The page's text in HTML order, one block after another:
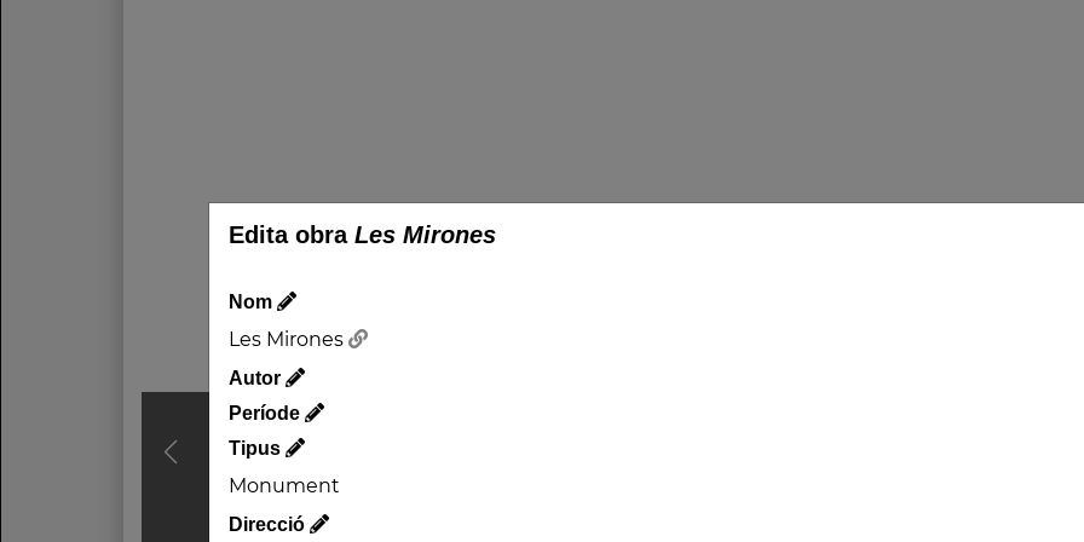
Edita obra Les Mirones
Nom
Les Mirones
Autor
Període
Tipus
Monument
Direcció